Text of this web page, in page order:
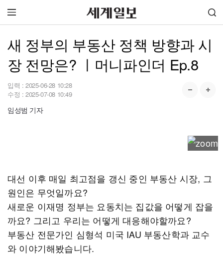
새 정부의 부동산 정책 방향과 시
장 전망은? ㅣ머니파인더 Ep.8
입력 : 2025-06-28 10:28
수정 : 2025-07-08 10:49
임성범 기자
대선 이후 매일 최고점을 갱신 중인 부동산 시장, 그
원인은 무엇일까요?
새로운 이재명 정부는 요동치는 집값을 어떻게 잡을
까요? 그리고 우리는 어떻게 대응해야할까요?
부동산 전문가인 심형석 미국 IAU 부동산학과 교수
와 이야기해봤습니다.